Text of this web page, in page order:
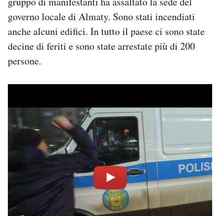
governo locale di Almaty. Sono stati incendiati
anche alcuni edifici. In tutto il paese ci sono state
decine di feriti e sono state arrestate più di 200
persone.